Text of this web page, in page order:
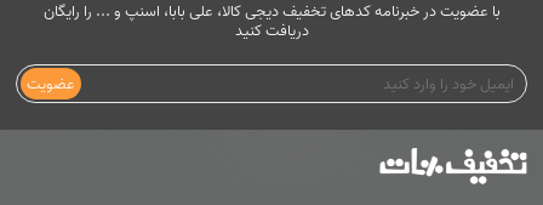
با عضویت در خبرنامه کدهای تخفیف دیجی کالا، علی بابا، اسنپ و ... را رایگان
دریافت کنید
عضویت